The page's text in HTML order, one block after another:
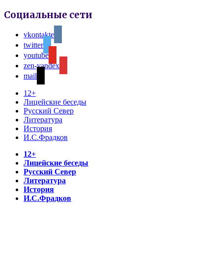
Социальные сети
vkontakte
twitter
youtube
zen-yandex
mail
12+
Лицейские беседы
Русский Север
Литература
История
И.С.Фрадков
12+
Лицейские беседы
Русский Север
Литература
История
И.С.Фрадков